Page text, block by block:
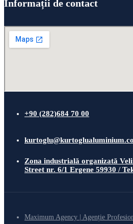
Informații de contact
+90 (282)684 70 00
Zona industrială organizată
Street nr. 6/1 Ergene 59930 /
Maximum Agency | Agenție